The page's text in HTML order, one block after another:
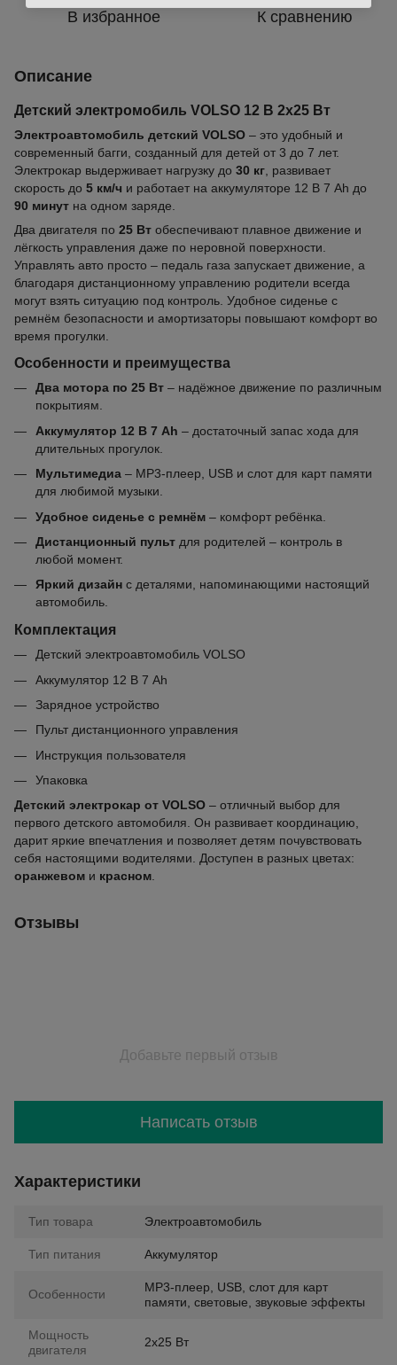
В избранное К сравнению
Описание
Детский электромобиль VOLSO 12 В 2х25 Вт
Электроавтомобиль детский VOLSO – это удобный и
современный багги, созданный для детей от 3 до 7 лет.
Электрокар выдерживает нагрузку до 30 кг , развивает
скорость до 5 км/ч и работает на аккумуляторе 12 В 7 Ah до
90 минут на одном заряде.
Два двигателя по 25 Вт обеспечивают плавное движение и
лёгкость управления даже по неровной поверхности.
Управлять авто просто – педаль газа запускает движение, а
благодаря дистанционному управлению родители всегда
могут взять ситуацию под контроль. Удобное сиденье с
ремнём безопасности и амортизаторы повышают комфорт во
время прогулки.
Особенности и преимущества
Два мотора по 25 Вт – надёжное движение по различным
покрытиям.
Аккумулятор 12 В 7 Ah – достаточный запас хода для
длительных прогулок.
Мультимедиа – MP3-плеер, USB и слот для карт памяти
для любимой музыки.
Удобное сиденье с ремнём – комфорт ребёнка.
Дистанционный пульт для родителей – контроль в
любой момент.
Яркий дизайн с деталями, напоминающими настоящий
автомобиль.
Комплектация
Детский электроавтомобиль VOLSO
Аккумулятор 12 В 7 Ah
Зарядное устройство
Пульт дистанционного управления
Инструкция пользователя
Упаковка
Детский электрокар от VOLSO – отличный выбор для
первого детского автомобиля. Он развивает координацию,
дарит яркие впечатления и позволяет детям почувствовать
себя настоящими водителями. Доступен в разных цветах:
оранжевом и красном.
Отзывы
Добавьте первый отзыв
Написать отзыв
Характеристики
Тип товара Электроавтомобиль
Тип питания Аккумулятор
Особенности
MP3-плеер, USB, слот для карт
памяти, световые, звуковые эффекты
Мощность
двигателя
2х25 Вт